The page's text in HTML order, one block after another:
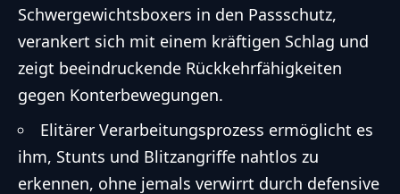
Schwergewichtsboxers in den Passschutz,
verankert sich mit einem kräftigen Schlag und
zeigt beeindruckende Rückkehrfähigkeiten
gegen Konterbewegungen.
Elitärer Verarbeitungsprozess ermöglicht es
ihm, Stunts und Blitzangriffe nahtlos zu
erkennen, ohne jemals verwirrt durch defensive